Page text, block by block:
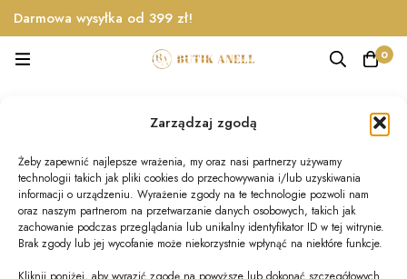
Zarządzaj zgodą
Żeby zapewnić najlepsze wrażenia, my oraz nasi partnerzy używamy
technologii takich jak pliki cookies do przechowywania i/lub uzyskiwania
informacji o urządzeniu. Wyrażenie zgody na te technologie pozwoli nam
oraz naszym partnerom na przetwarzanie danych osobowych, takich jak
zachowanie podczas przeglądania lub unikalny identyfikator ID w tej witrynie.
Brak zgody lub jej wycofanie może niekorzystnie wpłynąć na niektóre funkcje.
Darmowa wysyłka od 399 zł!
0
sukienka marszczona
Nie znaleziono produktów, których szukasz.